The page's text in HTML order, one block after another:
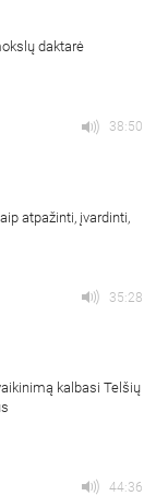
daktarė
38:50
atpažinti, įvardinti,
35:28
kalbasi Telšių
44:36